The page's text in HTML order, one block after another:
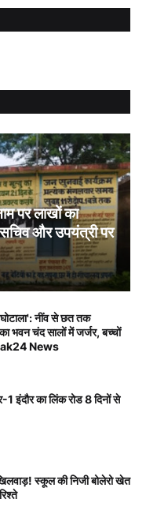
पर लाखों का
और उपयंत्री पर
नींव से छत तक
भवन चंद सालों में जर्जर, बच्चों
News
1 इंदौर का लिंक रोड 8 दिनों से
स्कूल की निजी बोलेरो खेत